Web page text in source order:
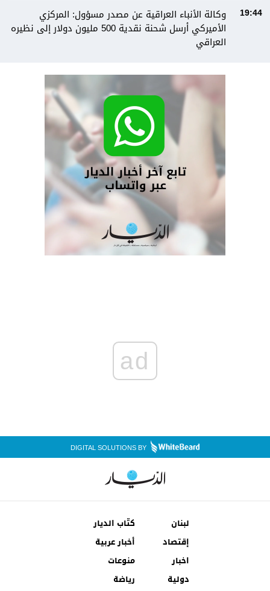
19:44
وكالة الأنباء العراقية عن مصدر مسؤول: المركزي
الأميركي أرسل شحنة نقدية 500 مليون دولار إلى نظيره
العراقي
ad
DIGITAL SOLUTIONS BY
لبنان
كتّاب الديار
إقتصاد
أخبار عربية
اخبار
دولية
منوعات
رياضة